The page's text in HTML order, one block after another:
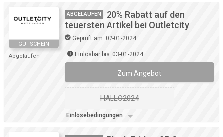
GUTSCHEIN
Abgelaufen
ABGELAUFEN
20% Rabatt auf den
teuersten Artikel bei Outletcity
Geprüft am: 02-01-2024
Einlösbar bis: 03-01-2024
Zum Angebot
HALLO2024
Einlösebedingungen